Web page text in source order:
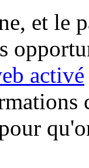
et le
activé